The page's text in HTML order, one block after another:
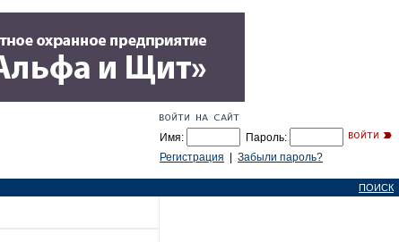
Имя:
Пароль:
Регистрация
Забыли пароль?
ПОИСК